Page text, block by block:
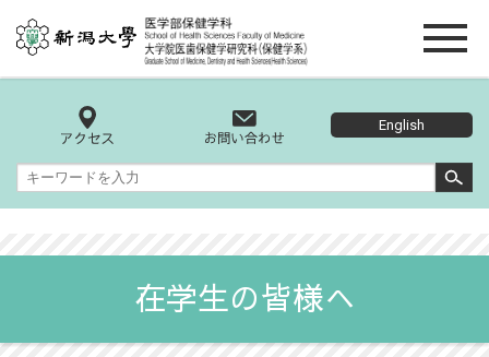
English
在学生の皆様へ